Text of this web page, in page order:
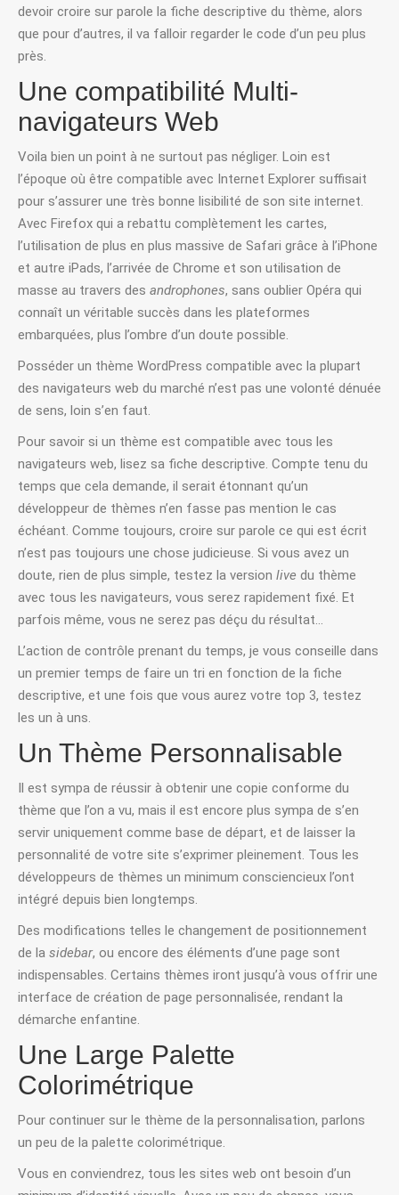
devoir croire sur parole la fiche descriptive du thème, alors
que pour d’autres, il va falloir regarder le code d’un peu plus
près.
Une compatibilité Multi-
navigateurs Web
Voila bien un point à ne surtout pas négliger. Loin est
l’époque où être compatible avec Internet Explorer suffisait
pour s’assurer une très bonne lisibilité de son site internet.
Avec Firefox qui a rebattu complètement les cartes,
l’utilisation de plus en plus massive de Safari grâce à l’iPhone
et autre iPads, l’arrivée de Chrome et son utilisation de
masse au travers des androphones, sans oublier Opéra qui
connaît un véritable succès dans les plateformes
embarquées, plus l’ombre d’un doute possible.
Posséder un thème WordPress compatible avec la plupart
des navigateurs web du marché n’est pas une volonté dénuée
de sens, loin s’en faut.
Pour savoir si un thème est compatible avec tous les
navigateurs web, lisez sa fiche descriptive. Compte tenu du
temps que cela demande, il serait étonnant qu’un
développeur de thèmes n’en fasse pas mention le cas
échéant. Comme toujours, croire sur parole ce qui est écrit
n’est pas toujours une chose judicieuse. Si vous avez un
doute, rien de plus simple, testez la version live du thème
avec tous les navigateurs, vous serez rapidement fixé. Et
parfois même, vous ne serez pas déçu du résultat…
L’action de contrôle prenant du temps, je vous conseille dans
un premier temps de faire un tri en fonction de la fiche
descriptive, et une fois que vous aurez votre top 3, testez
les un à uns.
Un Thème Personnalisable
Il est sympa de réussir à obtenir une copie conforme du
thème que l’on a vu, mais il est encore plus sympa de s’en
servir uniquement comme base de départ, et de laisser la
personnalité de votre site s’exprimer pleinement. Tous les
développeurs de thèmes un minimum consciencieux l’ont
intégré depuis bien longtemps.
Des modifications telles le changement de positionnement
de la sidebar, ou encore des éléments d’une page sont
indispensables. Certains thèmes iront jusqu’à vous offrir une
interface de création de page personnalisée, rendant la
démarche enfantine.
Une Large Palette
Colorimétrique
Pour continuer sur le thème de la personnalisation, parlons
un peu de la palette colorimétrique.
Vous en conviendrez, tous les sites web ont besoin d’un